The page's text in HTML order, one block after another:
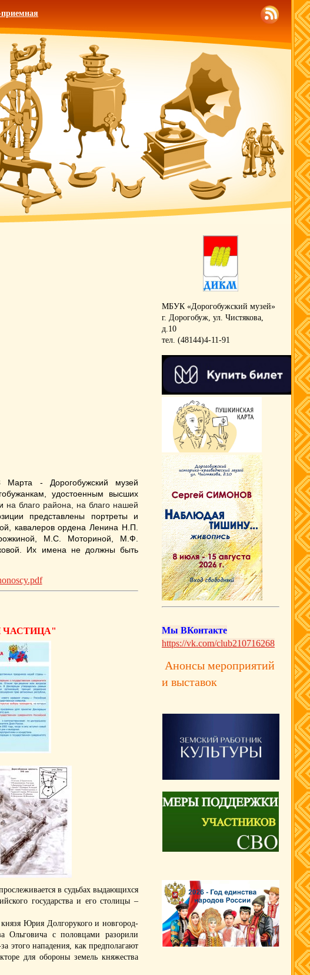
Марта - Дорогобужский музей
удостоенным высших
на благо района, на благо нашей
представлены портреты и
кавалеров ордена Ленина Н.П.
М.С. Моториной, М.Ф.
Их имена не должны быть
ЧАСТИЦА"
в судьбах выдающихся
государства и его столицы –
князя Юрия Долгорукого и новгород-
Ольговича с половцами разорили
этого нападения, как предполагают
для обороны земель княжества
МБУК «Дорогобужский музей»
г. Дорогобуж, ул. Чистякова,
д.10
тел. (48144)4-11-91
Мы ВКонтакте
https://vk.com/club210716268
Анонсы мероприятий
и выставок